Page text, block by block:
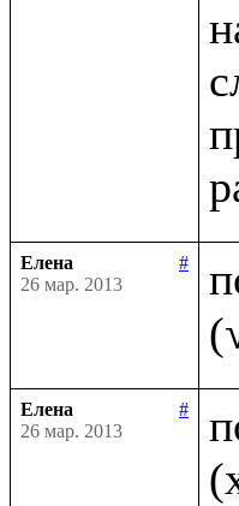
Елена
#
26 мар. 2013
Елена
#
26 мар. 2013